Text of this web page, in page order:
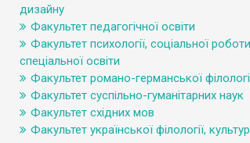
дизайну
Факультет педагогічної освіти
Факультет психології, соціальної
спеціальної освіти
Факультет романо-германської
Факультет суспільно-гуманітарних наук
Факультет східних мов
Факультет української філології,